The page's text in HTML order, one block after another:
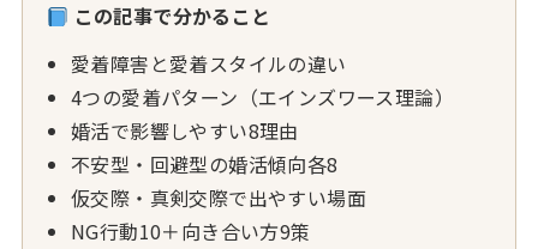
この記事で分かること
愛着障害と愛着スタイルの違い
4つの愛着パターン（エインズワース理論）
婚活で影響しやすい8理由
不安型・回避型の婚活傾向各8
仮交際・真剣交際で出やすい場面
NG行動10＋向き合い方9策